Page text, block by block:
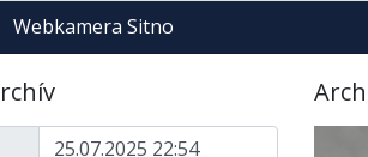
Webkamera Sitno